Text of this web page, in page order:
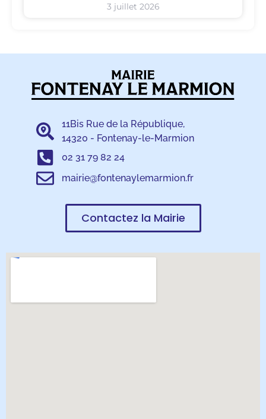
3 juillet 2026
11Bis Rue de la République,
14320 - Fontenay-le-Marmion
02 31 79 82 24
mairie@fontenaylemarmion.fr
Contactez la Mairie